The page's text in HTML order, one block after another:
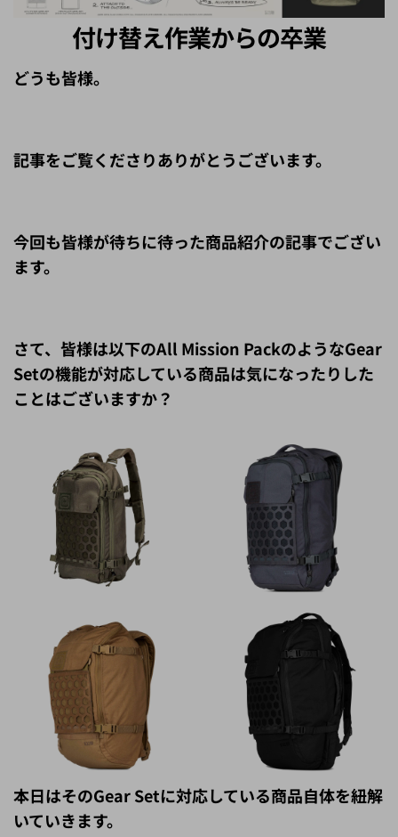
付け替え作業からの卒業
ます。
Setの機能が対応している商品は気になったりした
ことはございますか？
本日はそのGear Setに対応している商品自体を紐解
いていきます。